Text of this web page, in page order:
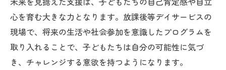
未来を考える自立支援活動の重要ポイント
放課後等デイサービスで行う自立支援の具
体例
自立支援活動が未来を切り開くきっかけと
心を育む大きな力となります。放課後等デイサービスの
現場で、将来の生活や社会参加を意識したプログラムを
取り入れることで、子どもたちは自分の可能性に気づ
き、チャレンジする意欲を持つようになります。